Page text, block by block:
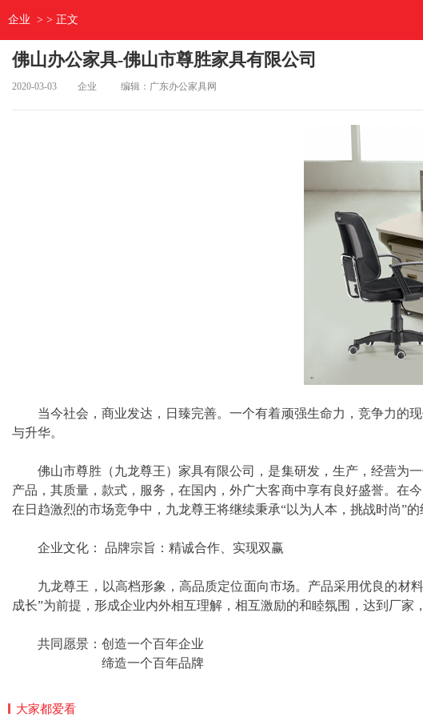
企业 > > 正文
佛山办公家具-佛山市尊胜家具有限公司
2020-03-03 企业 编辑：广东办公家具网
当今社会，商业发达，日臻完善。一个有着顽强生命力，竞争力的现
与升华。
佛山市尊胜（九龙尊王）家具有限公司，是集研发，生产，经营为一
产品，其质量，款式，服务，在国内，外广大客商中享有良好盛誉。在
在日趋激烈的市场竞争中，九龙尊王将继续秉承“以为人本，挑战时尚”
企业文化： 品牌宗旨：精诚合作、实现双赢
九龙尊王，以高档形象，高品质定位面向市场。产品采用优良的材料
成长”为前提，形成企业内外相互理解，相互激励的和睦氛围，达到厂家
共同愿景：创造一个百年企业
缔造一个百年品牌
大家都爱看